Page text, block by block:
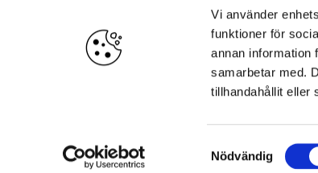
Vi använder
funktioner för
annan information
samarbetar med.
tillhandahållit eller
Samtyckesval
Nödvändig
Öppettider
Huvudkontor, lager och
Hämtlager (Stockholm): Vardagar 06.30–17.00
© Göthes Industribeslag AB 2026